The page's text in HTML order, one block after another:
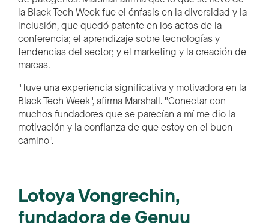
la Black Tech Week fue el énfasis en la diversidad y la
inclusión, que quedó patente en los actos de la
conferencia; el aprendizaje sobre tecnologías y
tendencias del sector; y el marketing y la creación de
marcas.
"Tuve una experiencia significativa y motivadora en la
Black Tech Week", afirma Marshall. "Conectar con
muchos fundadores que se parecían a mí me dio la
motivación y la confianza de que estoy en el buen
camino".
Lotoya Vongrechin,
fundadora de Genuu